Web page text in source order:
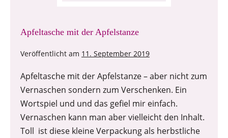
Apfeltasche mit der Apfelstanze
Veröffentlicht am 11. September 2019
Apfeltasche mit der Apfelstanze – aber nicht zum
Vernaschen sondern zum Verschenken. Ein
Wortspiel und und das gefiel mir einfach.
Vernaschen kann man aber vielleicht den Inhalt.
Toll ist diese kleine Verpackung als herbstliche